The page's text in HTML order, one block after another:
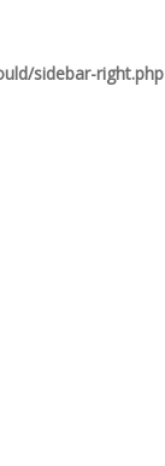
sidebar-right.php